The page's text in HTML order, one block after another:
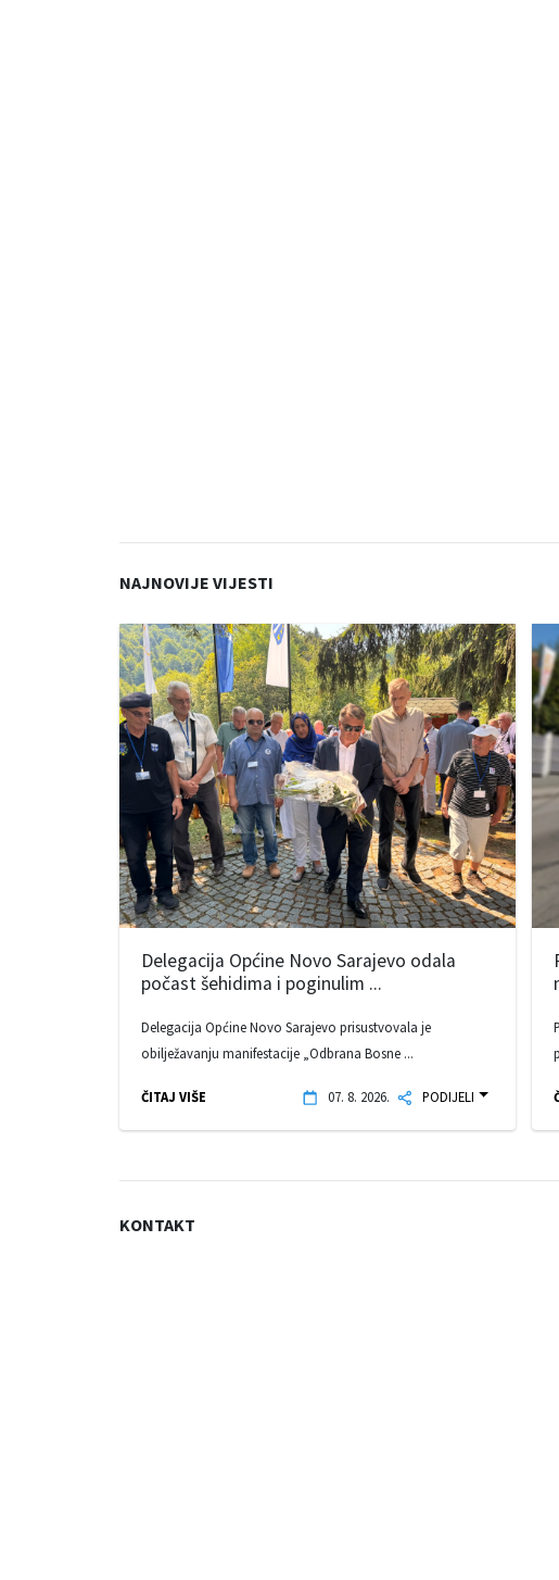
NAJNOVIJE VIJESTI
Delegacija Općine Novo Sarajevo odala
počast šehidima i poginulim ...
Delegacija Općine Novo Sarajevo prisustvovala je
obilježavanju manifestacije „Odbrana Bosne ...
ČITAJ VIŠE 07. 8. 2026. PODIJELI
KONTAKT